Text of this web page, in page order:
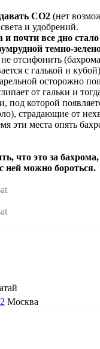
СО2 (нет
и удобрений.
и почти все дно
темно-
отсифонить
с галькой и
осторожно
от гальки и
под которой
страдающие от
эти места опять
что это за бахрома,
ней можно бороться.
Москва